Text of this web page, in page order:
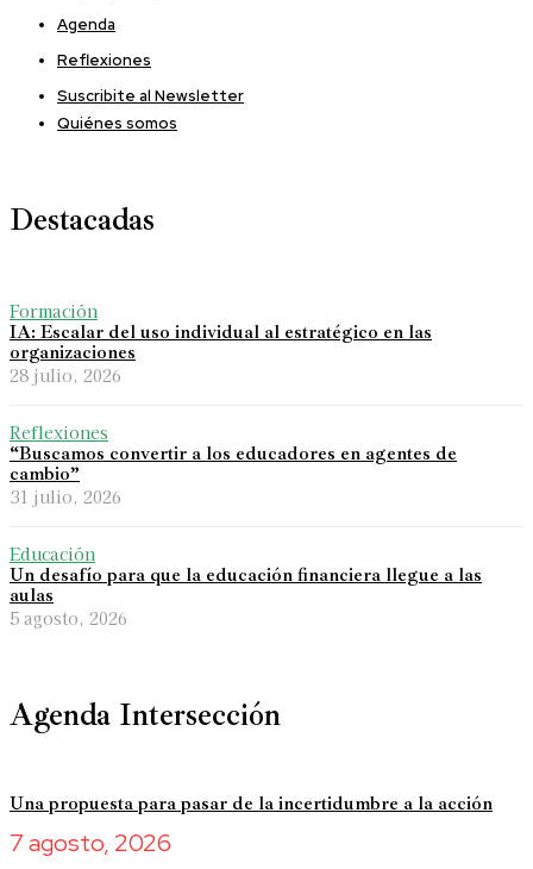
Agenda
Reflexiones
Suscribite al Newsletter
Quiénes somos
Destacadas
Formación
IA: Escalar del uso individual al estratégico en las
organizaciones
28 julio, 2026
Reflexiones
“Buscamos convertir a los educadores en agentes de
cambio”
31 julio, 2026
Educación
Un desafío para que la educación financiera llegue a las
aulas
5 agosto, 2026
Agenda Intersección
Una propuesta para pasar de la incertidumbre a la acción
7 agosto, 2026